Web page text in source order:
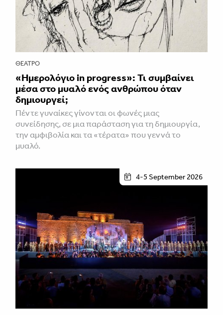
ΘΈΑΤΡΟ
«Ημερολόγιο in progress»: Τι συμβαίνει
μέσα στο μυαλό ενός ανθρώπου όταν
δημιουργεί;
Πέντε γυναίκες γίνονται οι φωνές μιας
συνείδησης, σε μια παράσταση για τη δημιουργία,
την αμφιβολία και τα «τέρατα» που γεννά το
μυαλό.
4-5 September 2026